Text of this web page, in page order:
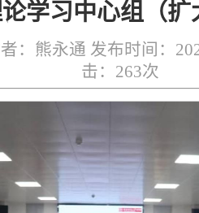
学习中心组（扩
：熊永通 发布时间：
击： 263次